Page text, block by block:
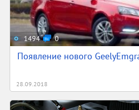
1494 0
Появление нового
28.09.2018